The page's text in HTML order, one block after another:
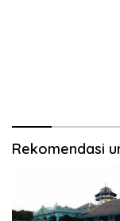
Rekomendasi